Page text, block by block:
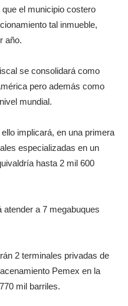
el municipio costero
tal inmueble,
año.
se consolidará como
pero además como
mundial.
implicará, en una primera
especializadas en un
hasta 2 mil 600
a 7 megabuques
2 terminales privadas de
Pemex en la
mil barriles.